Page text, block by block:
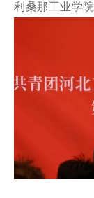
利桑那工业学